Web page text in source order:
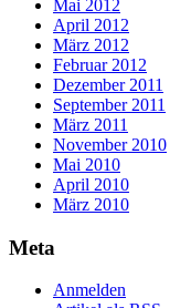
Mai 2012
April 2012
März 2012
Februar 2012
Dezember 2011
September 2011
März 2011
November 2010
Mai 2010
April 2010
März 2010
Meta
Anmelden